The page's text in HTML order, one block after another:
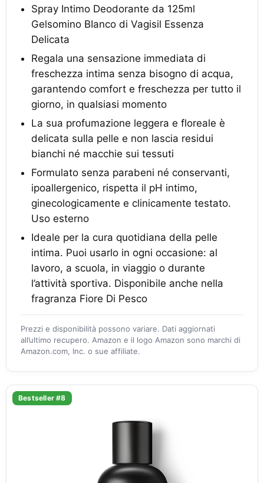
Spray Intimo Deodorante da 125ml
Gelsomino BIanco di Vagisil Essenza
Delicata
Regala una sensazione immediata di
freschezza intima senza bisogno di acqua,
garantendo comfort e freschezza per tutto il
giorno, in qualsiasi momento
La sua profumazione leggera e floreale è
delicata sulla pelle e non lascia residui
bianchi né macchie sui tessuti
Formulato senza parabeni né conservanti,
ipoallergenico, rispetta il pH intimo,
ginecologicamente e clinicamente testato.
Uso esterno
Ideale per la cura quotidiana della pelle
intima. Puoi usarlo in ogni occasione: al
lavoro, a scuola, in viaggio o durante
l’attività sportiva. Disponibile anche nella
fragranza Fiore Di Pesco
Prezzi e disponibilità possono variare. Dati aggiornati
all’ultimo recupero. Amazon e il logo Amazon sono marchi di
Amazon.com, Inc. o sue affiliate.
Bestseller #8